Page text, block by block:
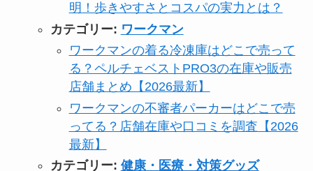
明！歩きやすさとコスパの実力とは？
カテゴリー: ワークマン
ワークマンの着る冷凍庫はどこで売って
る？ペルチェベストPRO3の在庫や販売
店舗まとめ【2026最新】
ワークマンの不審者パーカーはどこで売
ってる？店舗在庫や口コミを調査【2026
最新】
カテゴリー: 健康・医療・対策グッズ